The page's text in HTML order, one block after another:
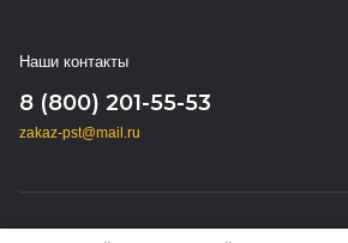
Наши контакты
8 (800) 201-55-53
zakaz-pst@mail.ru